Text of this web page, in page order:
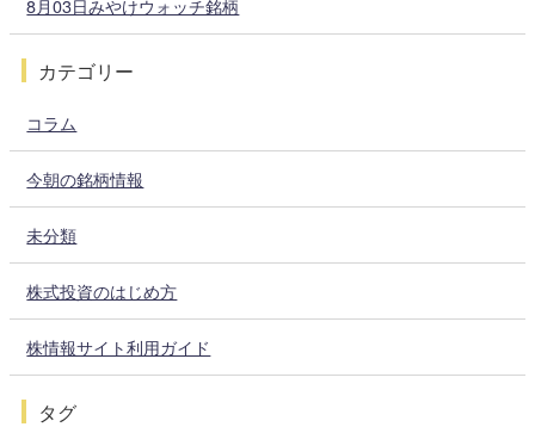
8月03日みやけウォッチ銘柄
カテゴリー
コラム
今朝の銘柄情報
未分類
株式投資のはじめ方
株情報サイト利用ガイド
タグ